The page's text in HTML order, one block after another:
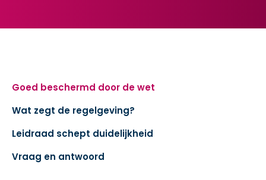
Goed beschermd door de wet
Wat zegt de regelgeving?
Leidraad schept duidelijkheid
Vraag en antwoord